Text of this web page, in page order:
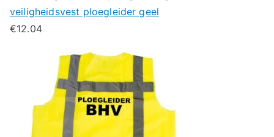
veiligheidsvest ploegleider geel
€12.04